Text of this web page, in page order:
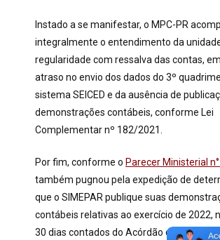
Instado a se manifestar, o MPC-PR
integralmente o entendimento da
regularidade com ressalva das contas,
atraso no envio dos dados do 3º
sistema SEICED e da ausência de
demonstrações contábeis, conforme Lei
Complementar nº 182/2021.
Por fim, conforme o Parecer Ministerial
também pugnou pela expedição de
que o SIMEPAR publique suas
contábeis relativas ao exercício de 2022,
30 dias contados do Acórdão desta